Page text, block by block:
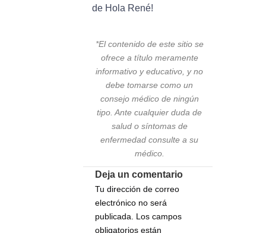
de Hola René!
*El contenido de este sitio se
ofrece a título meramente
informativo y educativo, y no
debe tomarse como un
consejo médico de ningún
tipo. Ante cualquier duda de
salud o síntomas de
enfermedad consulte a su
médico.
Deja un comentario
Tu dirección de correo
electrónico no será
publicada.
Los campos
obligatorios están